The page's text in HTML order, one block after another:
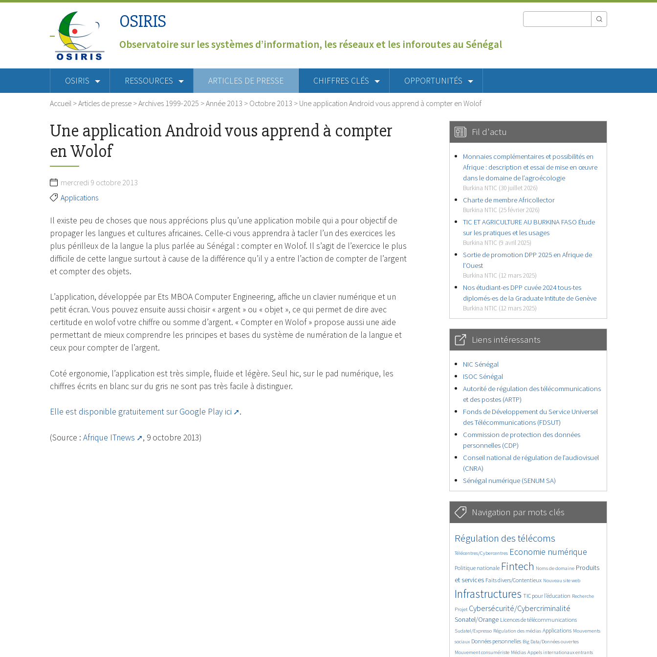
OSIRIS
Observatoire sur les systèmes d’information, les réseaux et les inforoutes au Sénégal
OSIRIS RESSOURCES ARTICLES DE PRESSE CHIFFRES CLÉS OPPORTUNITÉS
Accueil >Articles de presse >Archives 1999-2025 >Année 2013 > Octobre 2013 > Une application Android vous apprend à compter en Wolof
Une application Android vous apprend à compter
en Wolof
mercredi 9 octobre 2013
Applications
Il existe peu de choses que nous apprécions plus qu’une application mobile qui a pour objectif de
propager les langues et cultures africaines. Celle-ci vous apprendra à tacler l’un des exercices les
plus périlleux de la langue la plus parlée au Sénégal : compter en Wolof. Il s’agit de l’exercice le plus
difficile de cette langue surtout à cause de la différence qu’il y a entre l’action de compter de l’argent
et compter des objets.
L’application, développée par Ets MBOA Computer Engineering, affiche un clavier numérique et un
petit écran. Vous pouvez ensuite aussi choisir « argent » ou « objet », ce qui permet de dire avec
certitude en wolof votre chiffre ou somme d’argent. « Compter en Wolof » propose aussi une aide
permettant de mieux comprendre les principes et bases du système de numération de la langue et
ceux pour compter de l’argent.
Coté ergonomie, l’application est très simple, fluide et légère. Seul hic, sur le pad numérique, les
chiffres écrits en blanc sur du gris ne sont pas très facile à distinguer.
Elle est disponible gratuitement sur Google Play ici .
(Source : Afrique ITnews , 9 octobre 2013)
Fil d'actu
Monnaies complémentaires et possibilités en
Afrique : description et essai de mise en œuvre
dans le domaine de l’agroécologie
Burkina NTIC (30 juillet 2026)
Charte de membre Africollector
Burkina NTIC (25 février 2026)
TIC ET AGRICULTURE AU BURKINA FASO Étude
sur les pratiques et les usages
Burkina NTIC (9 avril 2025)
Sortie de promotion DPP 2025 en Afrique de
l’Ouest
Burkina NTIC (12 mars 2025)
Nos étudiant-es DPP cuvée 2024 tous-tes
diplomés-es de la Graduate Intitute de Genève
Burkina NTIC (12 mars 2025)
Liens intéressants
NIC Sénégal
ISOC Sénégal
Autorité de régulation des télécommunications
et des postes (ARTP)
Fonds de Développement du Service Universel
des Télécommunications (FDSUT)
Commission de protection des données
personnelles (CDP)
Conseil national de régulation de l’audiovisuel
(CNRA)
Sénégal numérique (SENUM SA)
Navigation par mots clés
4631/5576
Régulation des télécoms
346/5576
Télécentres/Cybercentres
3697/5576 Economie numérique
1837/5576
Politique nationale
5183/5576 Fintech
681/5576
Noms de domaine
2412/5576
Produits
et services
1558/5576 Faits divers/Contentieux
829/5576 Nouveau site web
5576/5576
Infrastructures
1824/5576
TIC pour l’éducation
189/5576
Recherche
242/5576
Projet
3487/5576Cybersécurité/Cybercriminalité
2236/5576
Sonatel/Orange
1600/5576 Licences de télécommunications
290/5576
Sudatel/Expresso
1007/5576 Régulation des médias
1515/5576 Applications
1073/5576
Mouvements
sociaux
1635/5576Données personnelles
141/5576 Big Data/Données ouvertes
600/5576
Mouvement consumériste
374/5576 Médias
642/5576 Appels internationaux entrants
1685/5576